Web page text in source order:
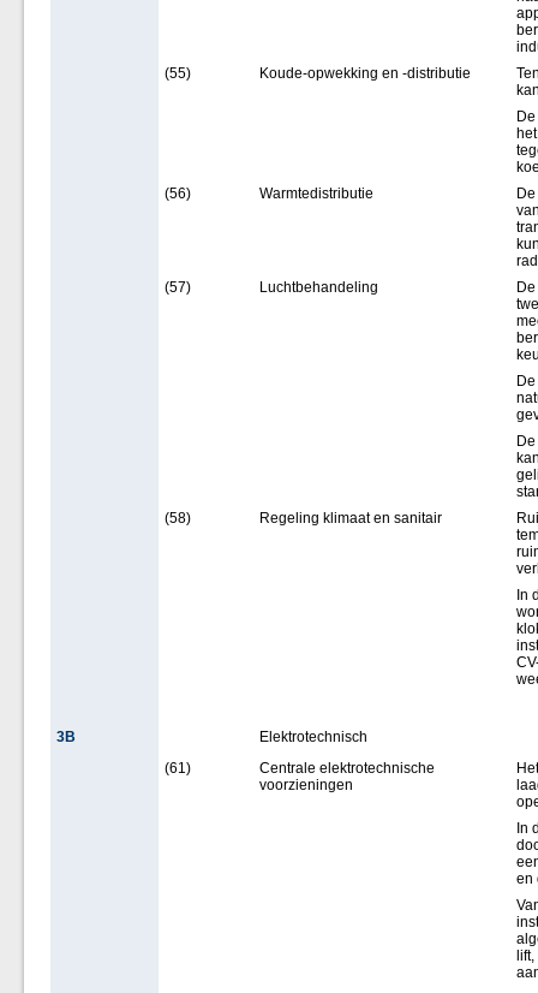
(55)
Koude-opwekking en -distributie
(56)
Warmtedistributie
(57)
Luchtbehandeling
(58)
Regeling klimaat en sanitair
In
3B
Elektrotechnisch
(61)
Centrale elektrotechnische
voorzieningen
In
en